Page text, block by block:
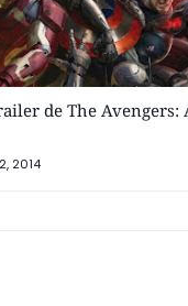
de The Avengers:
2014